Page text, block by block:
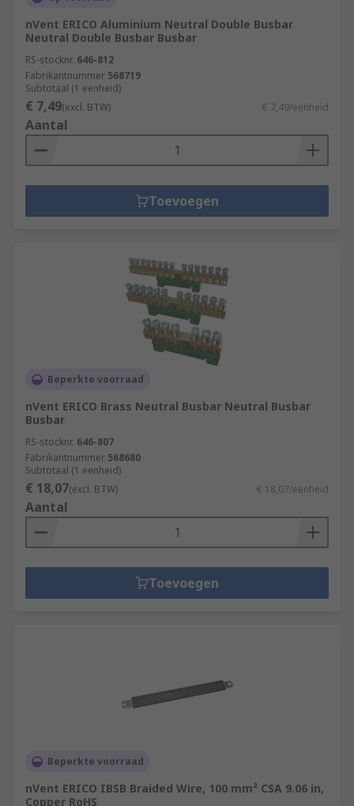
nVent ERICO Aluminium Neutral Double Busbar
Neutral Double Busbar Busbar
RS-stocknr. 646-812
Fabrikantnummer 568719
Subtotaal (1 eenheid)
€ 7,49(excl. BTW) € 7,49/eenheid
Aantal
Toevoegen
Beperkte voorraad
nVent ERICO Brass Neutral Busbar Neutral Busbar
Busbar
RS-stocknr. 646-807
Fabrikantnummer 568680
Subtotaal (1 eenheid)
€ 18,07(excl. BTW) € 18,07/eenheid
Aantal
Toevoegen
Beperkte voorraad
nVent ERICO IBSB Braided Wire, 100 mm² CSA 9.06 in,
Copper RoHS